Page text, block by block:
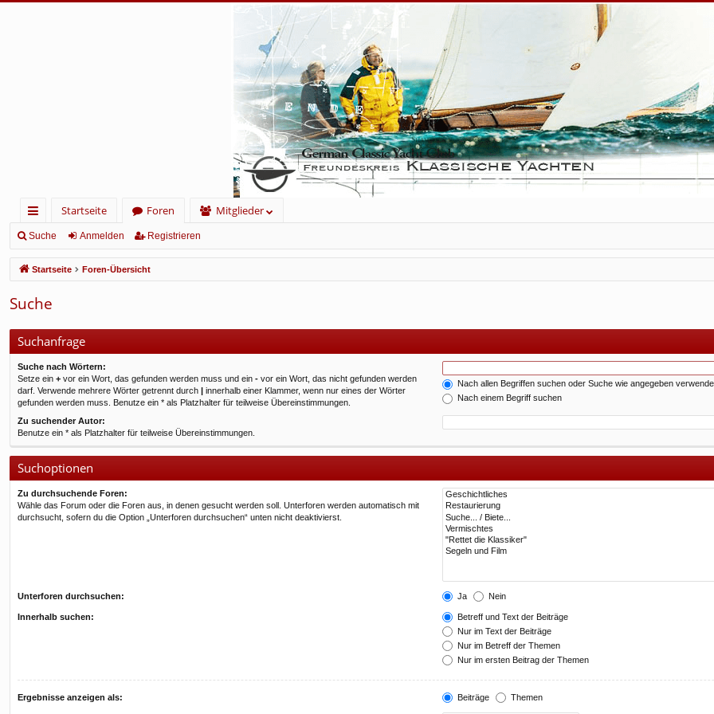
ch
ne
llz
ug
rif
f
Startseite Foren Mitglieder
Suche Anmelden Registrieren
Startseite Foren-Übersicht
Suche
Suchanfrage
Suche nach Wörtern:
Setze ein + vor ein Wort, das gefunden werden muss und ein - vor ein Wort, das nicht gefunden werden
darf. Verwende mehrere Wörter getrennt durch | innerhalb einer Klammer, wenn nur eines der Wörter
gefunden werden muss. Benutze ein * als Platzhalter für teilweise Übereinstimmungen.
Nach allen Begriffen suchen oder Suche wie angegeben
Nach einem Begriff suchen
Zu suchender Autor:
Benutze ein * als Platzhalter für teilweise Übereinstimmungen.
Suchoptionen
Zu durchsuchende Foren:
Wähle das Forum oder die Foren aus, in denen gesucht werden soll. Unterforen werden automatisch mit
durchsucht, sofern du die Option „Unterforen durchsuchen“ unten nicht deaktivierst.
Unterforen durchsuchen: Ja Nein
Innerhalb suchen:
Betreff und Text der Beiträge
Nur im Text der Beiträge
Nur im Betreff der Themen
Nur im ersten Beitrag der Themen
Ergebnisse anzeigen als: Beiträge Themen